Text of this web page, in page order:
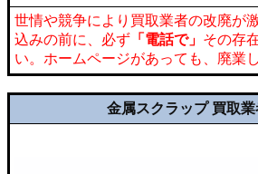
世情や競争により買取業者の改廃が
込みの前に、必ず 「電話で」 その存
い。ホームページがあっても、廃業
金属スクラップ 買取